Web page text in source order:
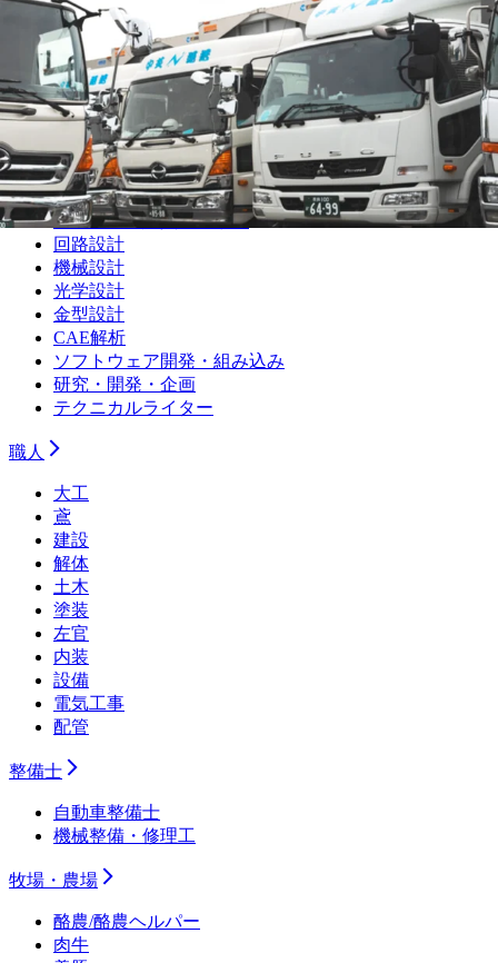
プラントオペレーター
食品・飲料・医薬品製造オペレーター
サービスエンジニア・フィールドエンジニア
シーケンス制御（PLC・シーケンス・ラダー）
品質管理・品質保証
設備保全（機械）
設備保全（電気）
生産技術（機械）
生産技術（電気）
生産管理・購買・工場長
回路設計
機械設計
光学設計
金型設計
CAE解析
ソフトウェア開発・組み込み
研究・開発・企画
テクニカルライター
職人
大工
鳶
建設
解体
土木
塗装
左官
内装
設備
電気工事
配管
整備士
自動車整備士
機械整備・修理工
牧場・農場
酪農/酪農ヘルパー
肉牛